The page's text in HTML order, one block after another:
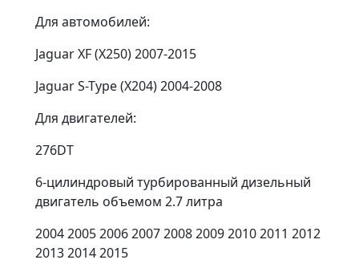
Для автомобилей:
Jaguar XF (X250) 2007-2015
Jaguar S-Type (X204) 2004-2008
Для двигателей:
276DT
6-цилиндровый турбированный дизельный
двигатель объемом 2.7 литра
2004 2005 2006 2007 2008 2009 2010 2011 2012
2013 2014 2015